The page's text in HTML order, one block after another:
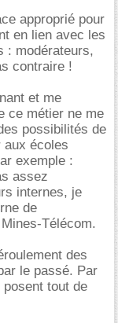
approprié pour
en lien avec les
: modérateurs,
contraire !
et me
ce métier ne me
possibilités de
aux écoles
exemple :
assez
internes, je
de
Télécom.
des
le passé. Par
tout de